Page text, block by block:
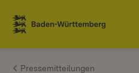
Zum Inhalt springen
Link zur Startseite
Pressemitteilungen